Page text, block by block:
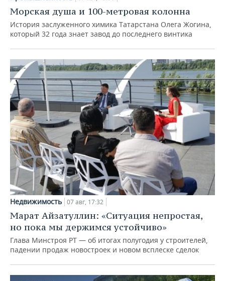
Морская душа и 100-метровая колонна
История заслуженного химика Татарстана Олега Жогина,
который 32 года знает завод до последнего винтика
Недвижимость 07 авг, 17:32
Марат Айзатуллин: «Ситуация непростая,
но пока мы держимся устойчиво»
Глава Минстроя РТ — об итогах полугодия у строителей,
падении продаж новостроек и новом всплеске сделок